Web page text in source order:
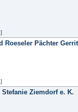
Roeseler Pächter Gerrit
Ziemdorf e. K.